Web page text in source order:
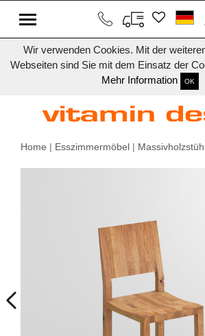
Wir verwenden Cookies. Mit der
Webseiten sind Sie mit dem Einsatz der
Mehr Information
OK
Home | Esszimmermöbel |